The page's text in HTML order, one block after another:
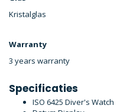
Kristalglas
Warranty
3 years warranty
Specificaties
ISO 6425 Diver's Watch